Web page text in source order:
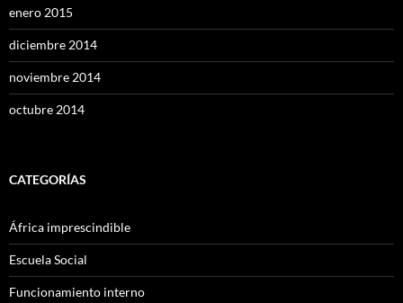
enero 2015
diciembre 2014
noviembre 2014
octubre 2014
CATEGORÍAS
África imprescindible
Escuela Social
Funcionamiento interno